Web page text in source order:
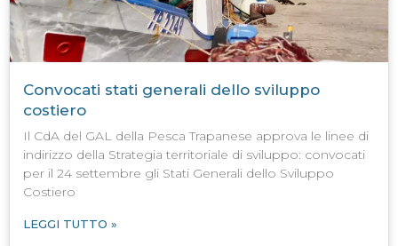
Convocati stati generali dello sviluppo
costiero
Il CdA del GAL della Pesca Trapanese approva le linee di
indirizzo della Strategia territoriale di sviluppo: convocati
per il 24 settembre gli Stati Generali dello Sviluppo
Costiero
LEGGI TUTTO »